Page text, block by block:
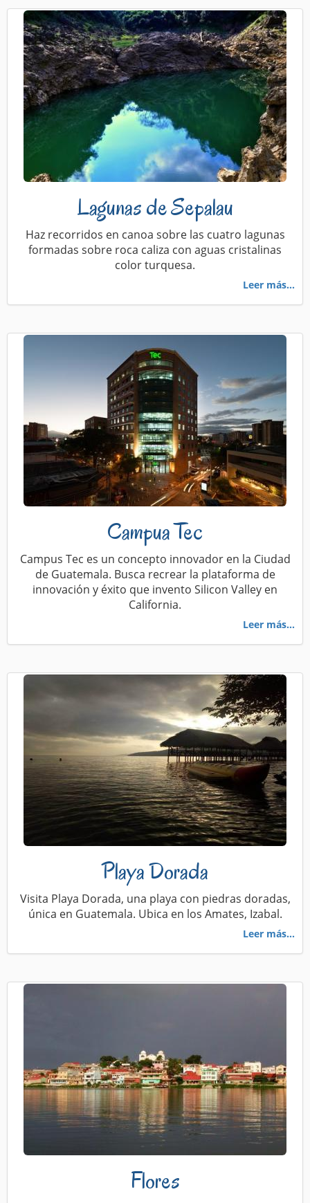
Lagunas de Sepalau
Haz recorridos en canoa sobre las cuatro lagunas
formadas sobre roca caliza con aguas cristalinas
color turquesa.
Leer más...
Campua Tec
Campus Tec es un concepto innovador en la Ciudad
de Guatemala. Busca recrear la plataforma de
innovación y éxito que invento Silicon Valley en
California.
Leer más...
Playa Dorada
Visita Playa Dorada, una playa con piedras doradas,
única en Guatemala. Ubica en los Amates, Izabal.
Leer más...
Flores